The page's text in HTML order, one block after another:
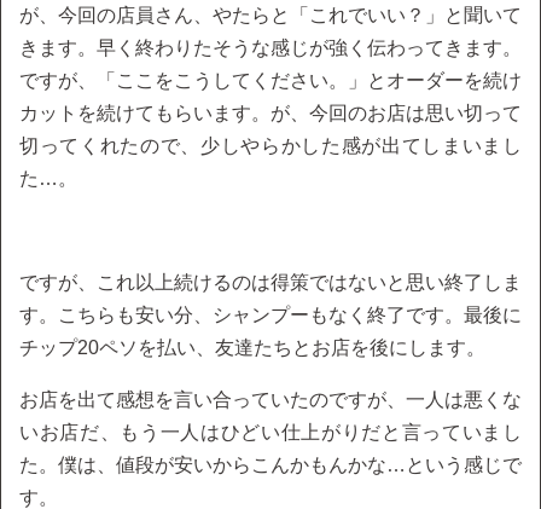
が、今回の店員さん、やたらと「これでいい？」と聞いて
きます。早く終わりたそうな感じが強く伝わってきます。
ですが、「ここをこうしてください。」とオーダーを続け
カットを続けてもらいます。が、今回のお店は思い切って
切ってくれたので、少しやらかした感が出てしまいまし
た…。
ですが、これ以上続けるのは得策ではないと思い終了しま
す。こちらも安い分、シャンプーもなく終了です。最後に
チップ20ペソを払い、友達たちとお店を後にします。
お店を出て感想を言い合っていたのですが、一人は悪くな
いお店だ、もう一人はひどい仕上がりだと言っていまし
た。僕は、値段が安いからこんかもんかな…という感じで
す。